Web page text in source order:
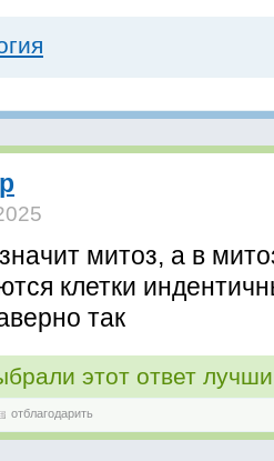
митоз, а в
клетки
так
этот ответ
отблагодарить